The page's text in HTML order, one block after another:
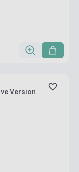
Version